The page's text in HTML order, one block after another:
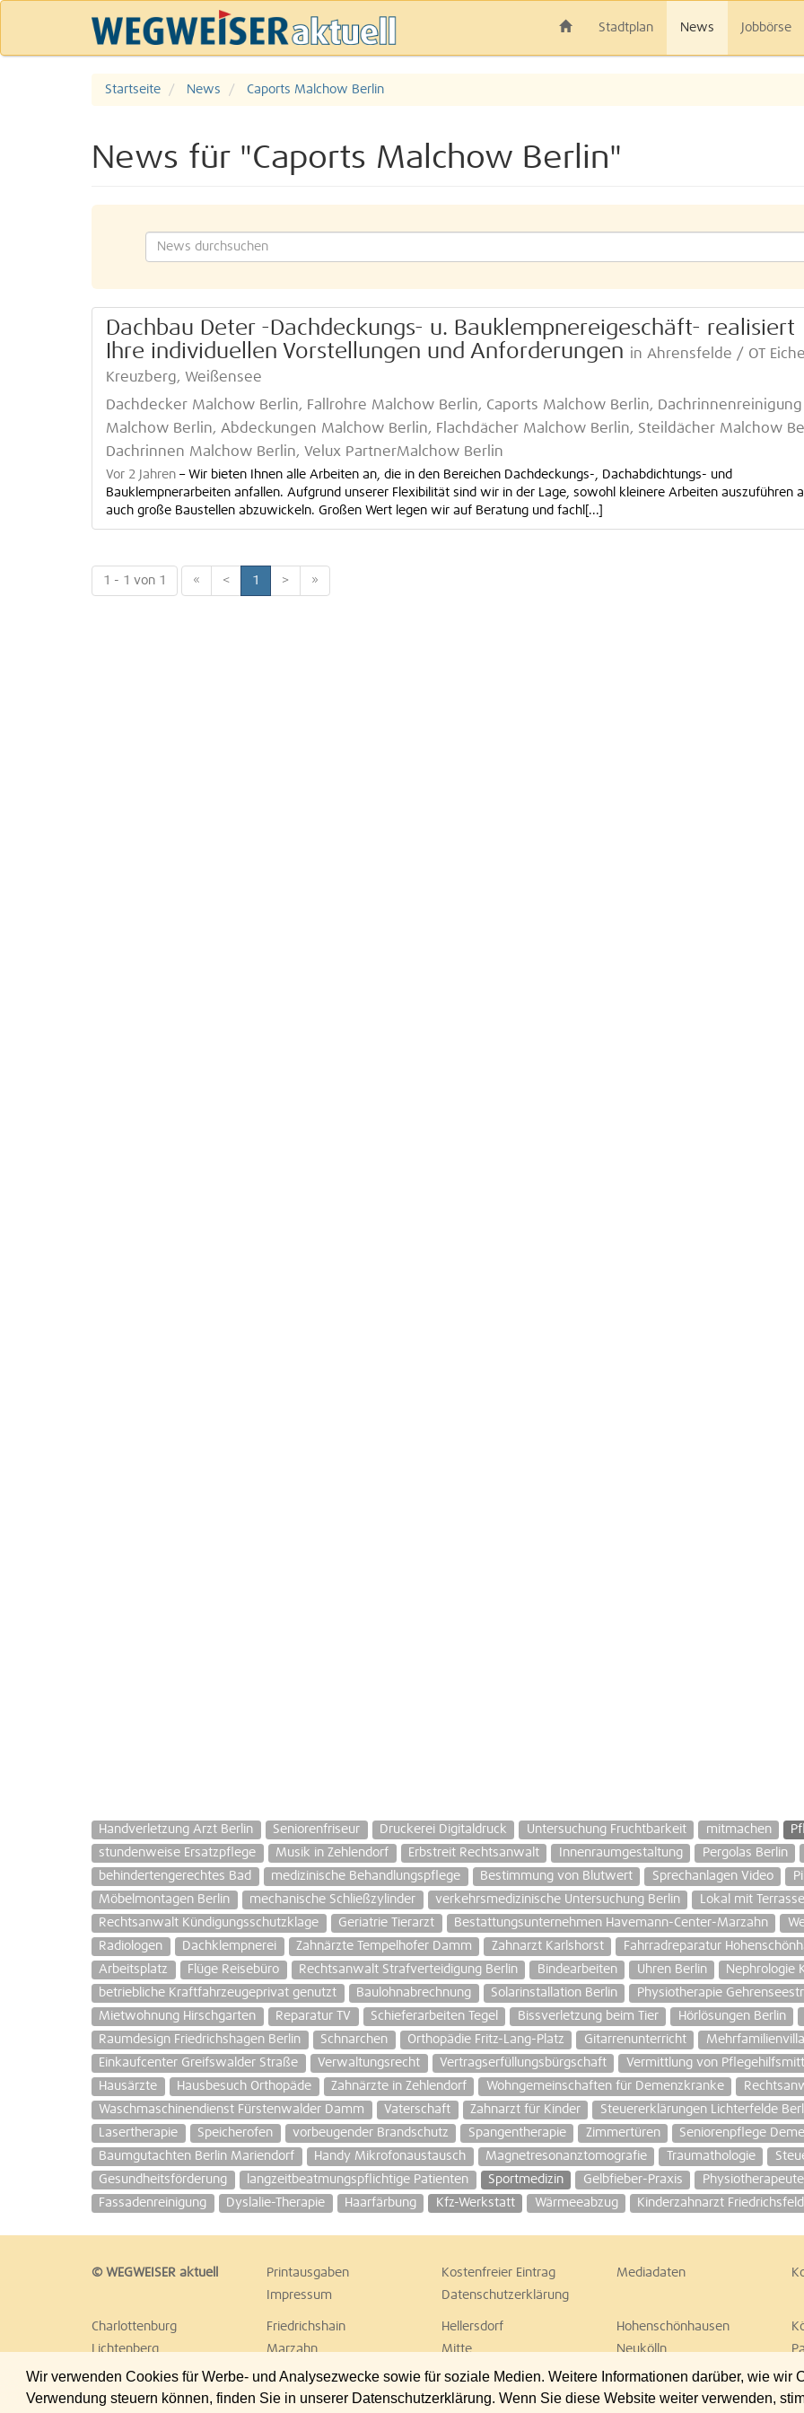
Wir verwenden Cookies für Werbe- und Analysezwecke sowie für soziale Medien. Weitere Informationen darüber, wie wir
Verwendung steuern können, finden Sie in unserer Datenschutzerklärung. Wenn Sie diese Website weiter verwenden,
Stadtplan News Jobbörse
Startseite News Caports Malchow Berlin
News für "Caports Malchow Berlin"
Dachbau Deter -Dachdeckungs- u. Bauklempnereigeschäft- realisiert
Ihre individuellen Vorstellungen und Anforderungen in Ahrensfelde / OT Eiche
Kreuzberg, Weißensee
Dachdecker Malchow Berlin, Fallrohre Malchow Berlin, Caports Malchow Berlin, Dachrinnenreinigung
Malchow Berlin, Abdeckungen Malchow Berlin, Flachdächer Malchow Berlin, Steildächer Malchow
Dachrinnen Malchow Berlin, Velux PartnerMalchow Berlin
Vor 2 Jahren – Wir bieten Ihnen alle Arbeiten an, die in den Bereichen Dachdeckungs-, Dachabdichtungs- und
Bauklempnerarbeiten anfallen. Aufgrund unserer Flexibilität sind wir in der Lage, sowohl kleinere Arbeiten auszuführen
auch große Baustellen abzuwickeln. Großen Wert legen wir auf Beratung und fachl[...]
1 - 1 von 1 « < 1 > »
Handverletzung Arzt Berlin Seniorenfriseur Druckerei Digitaldruck Untersuchung Fruchtbarkeit mitmachen
stundenweise Ersatzpflege
Musik in Zehlendorf Erbstreit Rechtsanwalt Innenraumgestaltung Pergolas Berlin
behindertengerechtes Bad
medizinische Behandlungspflege Bestimmung von Blutwert Sprechanlagen Video
Möbelmontagen Berlin
mechanische Schließzylinder verkehrsmedizinische Untersuchung Berlin Lokal mit
Rechtsanwalt Kündigungsschutzklage
Geriatrie Tierarzt Bestattungsunternehmen Havemann-Center-Marzahn
Radiologen
Dachklempnerei Zahnärzte Tempelhofer Damm Zahnarzt Karlshorst Fahrradreparatur
Arbeitsplatz
Flüge Reisebüro Rechtsanwalt Strafverteidigung Berlin Bindearbeiten Uhren Berlin
Nephrologie
betriebliche Kraftfahrzeugeprivat genutzt
Baulohnabrechnung Solarinstallation Berlin Physiotherapie
Mietwohnung Hirschgarten
Reparatur TV Schieferarbeiten Tegel Bissverletzung beim Tier Hörlösungen Berlin
Raumdesign Friedrichshagen Berlin
Schnarchen Orthopädie Fritz-Lang-Platz Gitarrenunterricht
Einkaufcenter Greifswalder Straße
Verwaltungsrecht Vertragserfüllungsbürgschaft Vermittlung von
Hausärzte
Hausbesuch Orthopäde Zahnärzte in Zehlendorf Wohngemeinschaften für Demenzkranke
Waschmaschinendienst Fürstenwalder Damm
Vaterschaft Zahnarzt für Kinder Steuererklärungen Lichterfelde
Lasertherapie
Speicherofen vorbeugender Brandschutz Spangentherapie Zimmertüren Seniorenpflege
Baumgutachten Berlin Mariendorf
Handy Mikrofonaustausch Magnetresonanztomografie Traumathologie
Gesundheitsförderung
langzeitbeatmungspflichtige Patienten Sportmedizin Gelbfieber-Praxis
Fassadenreinigung
Dyslalie-Therapie Haarfärbung Kfz-Werkstatt Wärmeeabzug Kinderzahnarzt
© WEGWEISER aktuell Printausgaben Kostenfreier Eintrag Mediadaten
Impressum
Datenschutzerklärung
Charlottenburg Friedrichshain Hellersdorf Hohenschönhausen
Lichtenberg
Marzahn Mitte Neukölln
Reinickendorf
Schöneberg Spandau Steglitz
Treptow
Umland Ost Wedding Weißensee